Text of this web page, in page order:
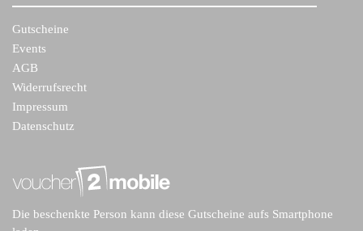
Gutscheine
Events
AGB
Widerrufsrecht
Impressum
Datenschutz
Die beschenkte Person kann diese Gutscheine aufs Smartphone